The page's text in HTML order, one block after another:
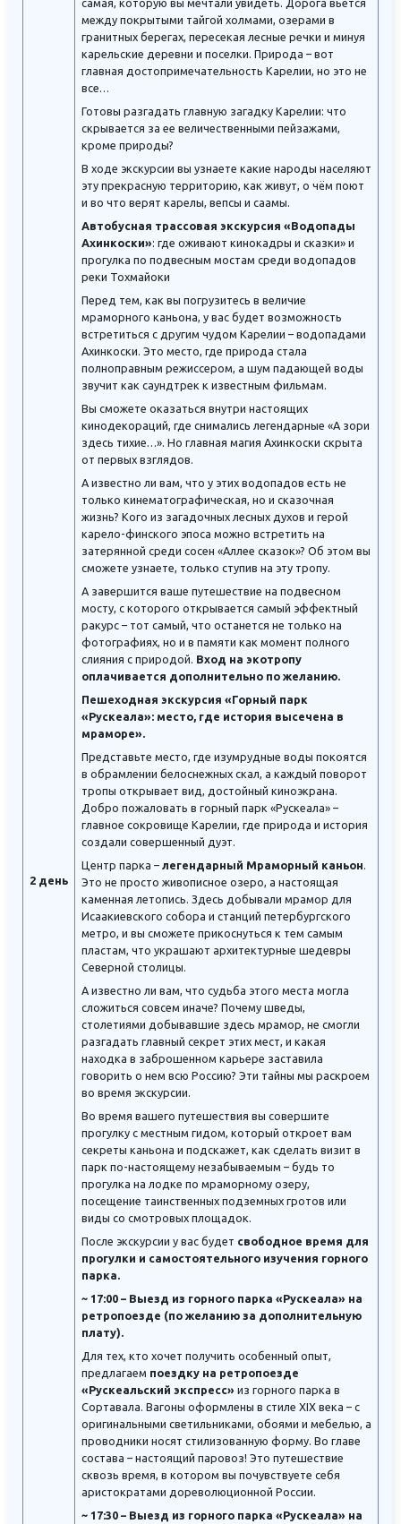
2 день
между покрытыми тайгой холмами, озерами в
гранитных берегах, пересекая лесные речки и минуя
карельские деревни и поселки. Природа – вот
главная достопримечательность Карелии, но это не
все…
Готовы разгадать главную загадку Карелии: что
скрывается за ее величественными пейзажами,
кроме природы?
В ходе экскурсии вы узнаете какие народы населяют
эту прекрасную территорию, как живут, о чём поют
и во что верят карелы, вепсы и саамы.
Автобусная трассовая экскурсия «Водопады
Ахинкоски»: где оживают кинокадры и сказки» и
прогулка по подвесным мостам среди водопадов
реки Тохмайоки
Перед тем, как вы погрузитесь в величие
мраморного каньона, у вас будет возможность
встретиться с другим чудом Карелии – водопадами
Ахинкоски. Это место, где природа стала
полноправным режиссером, а шум падающей воды
звучит как саундтрек к известным фильмам.
Вы сможете оказаться внутри настоящих
кинодекораций, где снимались легендарные «А зори
здесь тихие…». Но главная магия Ахинкоски скрыта
от первых взглядов.
А известно ли вам, что у этих водопадов есть не
только кинематографическая, но и сказочная
жизнь? Кого из загадочных лесных духов и герой
карело-финского эпоса можно встретить на
затерянной среди сосен «Аллее сказок»? Об этом вы
сможете узнаете, только ступив на эту тропу.
А завершится ваше путешествие на подвесном
мосту, с которого открывается самый эффектный
ракурс – тот самый, что останется не только на
фотографиях, но и в памяти как момент полного
слияния с природой. Вход на экотропу
оплачивается дополнительно по желанию.
Пешеходная экскурсия «Горный парк
«Рускеала»: место, где история высечена в
мраморе».
Представьте место, где изумрудные воды покоятся
в обрамлении белоснежных скал, а каждый поворот
тропы открывает вид, достойный киноэкрана.
Добро пожаловать в горный парк «Рускеала» –
главное сокровище Карелии, где природа и история
создали совершенный дуэт.
Центр парка – легендарный Мраморный каньон
Это не просто живописное озеро, а настоящая
каменная летопись. Здесь добывали мрамор для
Исаакиевского собора и станций петербургского
метро, и вы сможете прикоснуться к тем самым
пластам, что украшают архитектурные шедевры
Северной столицы.
А известно ли вам, что судьба этого места могла
сложиться совсем иначе? Почему шведы,
столетиями добывавшие здесь мрамор, не смогли
разгадать главный секрет этих мест, и какая
находка в заброшенном карьере заставила
говорить о нем всю Россию? Эти тайны мы раскроем
во время экскурсии.
Во время вашего путешествия вы совершите
прогулку с местным гидом, который откроет вам
секреты каньона и подскажет, как сделать визит в
парк по-настоящему незабываемым – будь то
прогулка на лодке по мраморному озеру,
посещение таинственных подземных гротов или
виды со смотровых площадок.
После экскурсии у вас будет свободное время для
прогулки и самостоятельного изучения горного
парка.
~ 17:00 – Выезд из горного парка «Рускеала» на
ретропоезде (по желанию за дополнительную
плату).
Для тех, кто хочет получить особенный опыт,
предлагаем поездку на ретропоезде
«Рускеальский экспресс» из горного парка в
Сортавала. Вагоны оформлены в стиле XIX века – с
оригинальными светильниками, обоями и мебелью, а
проводники носят стилизованную форму. Во главе
состава – настоящий паровоз! Это путешествие
сквозь время, в котором вы почувствуете себя
аристократами дореволюционной России.
~ 17:30 – Выезд из горного парка «Рускеала» на